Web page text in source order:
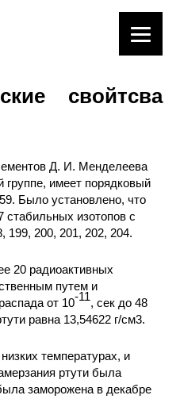
свойтсва
Д. И. Менделеева
группе, имеет порядковый
Было установлено, что
стабильных изотопов с
199, 200, 201, 202, 204.
20 радиоактивных
путем и
от 10-11, сек до 48
равна 13,54622 г/см3.
температурах, и
ртути была
заморожена в декабре